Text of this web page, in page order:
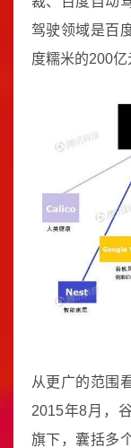
驾驶领域是百
度糯米的200亿
从更广的范围
2015年8月，
旗下，囊括多